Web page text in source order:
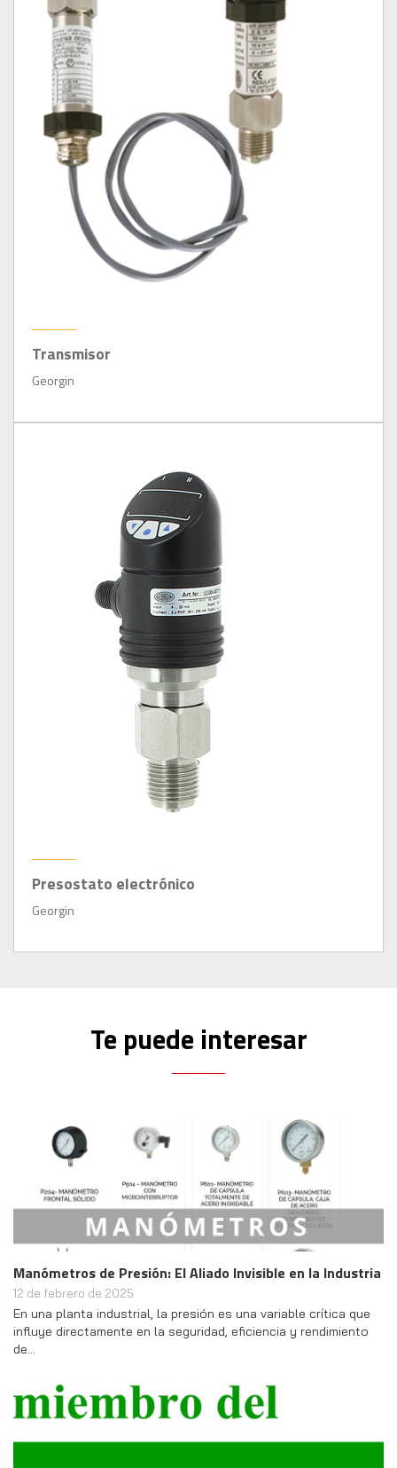
Transmisor
Georgin
Presostato electrónico
Georgin
Te puede interesar
Manómetros de Presión: El Aliado Invisible en la Industria
12 de febrero de 2025
En una planta industrial, la presión es una variable crítica que
influye directamente en la seguridad, eficiencia y rendimiento
de…